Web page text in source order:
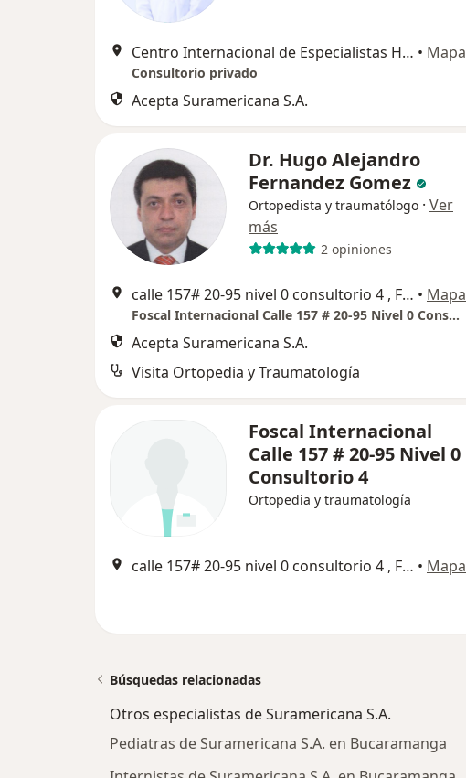
Centro Internacional de Especialistas HIC Consultorio 817N, Bucaramanga • Mapa
Consultorio privado
Acepta Suramericana S.A.
Dr. Hugo Alejandro
Fernandez Gomez
Ortopedista y traumatólogo · Ver
más
2 opiniones
calle 157# 20-95 nivel 0 consultorio 4 , Floridablanca • Mapa
Foscal Internacional Calle 157 # 20-95 Nivel 0 Consultorio 4
Acepta Suramericana S.A.
Visita Ortopedia y Traumatología
Foscal Internacional
Calle 157 # 20-95 Nivel 0
Consultorio 4
Ortopedia y traumatología
calle 157# 20-95 nivel 0 consultorio 4 , Floridablanca • Mapa
Búsquedas relacionadas
Otros especialistas de Suramericana S.A.
Pediatras de Suramericana S.A. en Bucaramanga